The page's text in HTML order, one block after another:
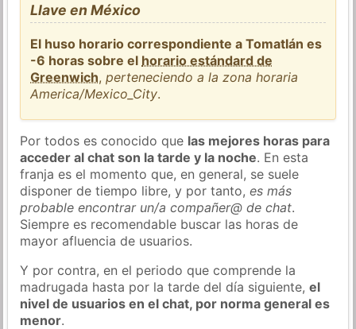
Llave en México
El huso horario correspondiente a Tomatlán es
-6 horas sobre el horario estándard de
Greenwich,perteneciendo a la zona horaria
America/Mexico_City.
Por todos es conocido que las mejores horas para
acceder al chat son la tarde y la noche. En esta
franja es el momento que, en general, se suele
disponer de tiempo libre, y por tanto,es más
probable encontrar un/a compañer@ de chat.
Siempre es recomendable buscar las horas de
mayor afluencia de usuarios.
Y por contra, en el periodo que comprende la
madrugada hasta por la tarde del día siguiente,el
nivel de usuarios en el chat, por norma general es
menor.